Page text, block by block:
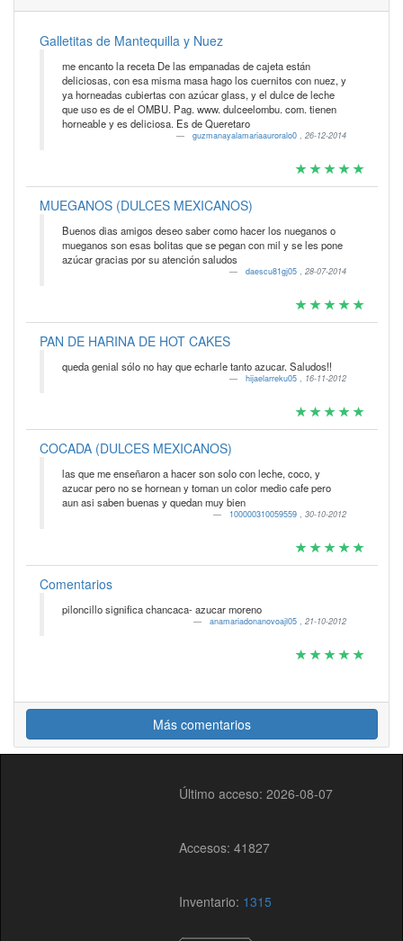
Galletitas de Mantequilla y Nuez
me encanto la receta De las empanadas de cajeta están
deliciosas, con esa misma masa hago los cuernitos con nuez, y
ya horneadas cubiertas con azúcar glass, y el dulce de leche
que uso es de el OMBU. Pag. www. dulceelombu. com. tienen
horneable y es deliciosa. Es de Queretaro
guzmanayalamariaauroralo0 , 26-12-2014
MUEGANOS (DULCES MEXICANOS)
Buenos dias amigos deseo saber como hacer los nueganos o
mueganos son esas bolitas que se pegan con mil y se les pone
azúcar gracias por su atención saludos
daescu81gj05 , 28-07-2014
PAN DE HARINA DE HOT CAKES
queda genial sólo no hay que echarle tanto azucar. Saludos!!
hijaelarreku05 , 16-11-2012
COCADA (DULCES MEXICANOS)
las que me enseñaron a hacer son solo con leche, coco, y
azucar pero no se hornean y toman un color medio cafe pero
aun asi saben buenas y quedan muy bien
100000310059559 , 30-10-2012
Comentarios
piloncillo significa chancaca- azucar moreno
anamariadonanovoajl05 , 21-10-2012
Más comentarios
Último acceso: 2026-08-07
Accesos: 41827
Inventario: 1315